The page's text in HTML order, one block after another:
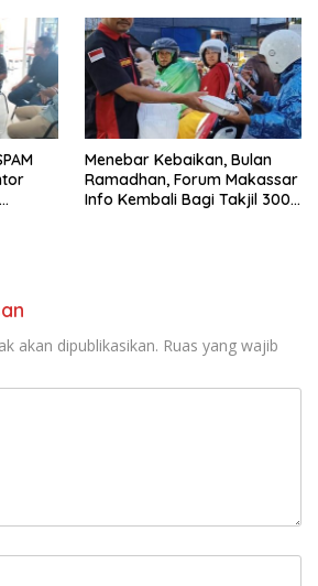
Menebar Kebaikan, Bulan
Ramadhan, Forum Makassar
Info Kembali Bagi Takjil 300
akan dipublikasikan. Ruas yang wajib